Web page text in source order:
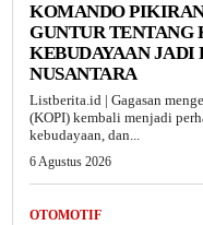
KOMANDO
GUNTUR TENTANG
KEBUDAYAAN JADI
NUSANTARA
Listberita.id | Gagasan
(KOPI) kembali menjadi
kebudayaan, dan...
6 Agustus 2026
OTOMOTIF